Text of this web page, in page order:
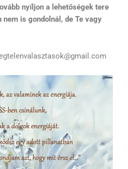
nyíljon a lehetőségek tere
is gondolnál, de Te vagy